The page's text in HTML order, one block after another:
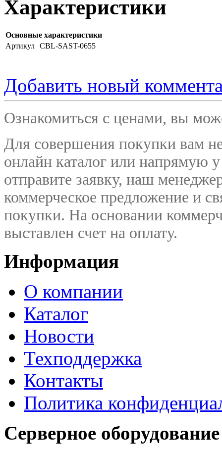
Характеристики
Основные характеристики
Артикул CBL-SAST-0655
Добавить новый
Ознакомиться с ценами, вы
Для совершения покупки вам
онлайн каталог или напрямую
отправите заявку, наш
коммерческое предложение и
покупки. На основании
выставлен счет на оплату.
Информация
О компании
Каталог
Новости
Техподдержка
Контакты
Политика
Серверное оборудование